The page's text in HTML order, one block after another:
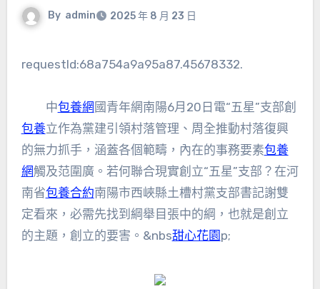
By admin 2025 年 8 月 23 日
requestId:68a754a9a95a87.45678332.
中包養網 國青年網南陽6月20日電“五星”支部創
包養立作為黨建引領村落管理、周全推動村落復興
的無力抓手，涵蓋各個範疇，內在的事務要素包養
網觸及范圍廣。若何聯合現實創立“五星”支部？在河
南省包養合約南陽市西峽縣土槽村黨支部書記謝雙
定看來，必需先找到綱舉目張中的綱，也就是創立
的主題，創立的要害。&nbs甜心花園 p;